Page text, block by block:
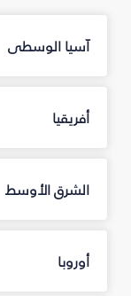
آسيا الوسطى
أفريقيا
الشرق الأوسط
أوروبا